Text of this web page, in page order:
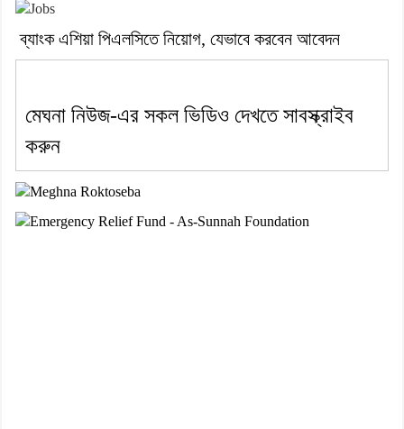
ব্যাংক এশিয়া পিএলসিতে নিয়োগ, যেভাবে করবেন আবেদন
মেঘনা নিউজ-এর সকল ভিডিও দেখতে সাবস্ক্রাইব
করুন